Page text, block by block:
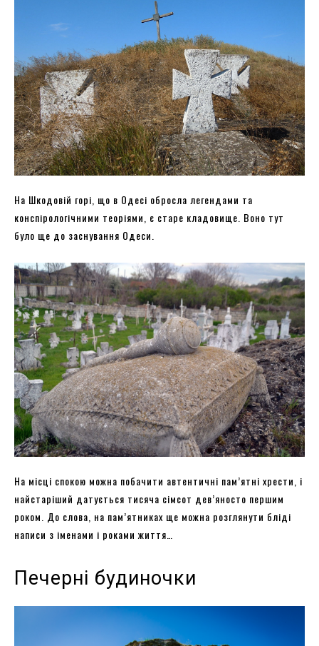
На Шкодовій горі, що в Одесі обросла легендами та
конспірологічними теоріями, є старе кладовище. Воно тут
було ще до заснування Одеси.
На місці спокою можна побачити автентичні пам’ятні хрести, і
найстаріший датується тисяча сімсот дев’яносто першим
роком. До слова, на пам’ятниках ще можна розглянути бліді
написи з іменами і роками життя…
Печерні будиночки